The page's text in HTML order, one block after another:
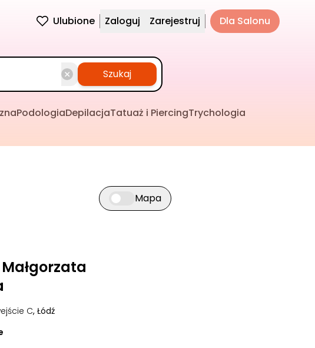
Ulubione Zaloguj Zarejestruj Dla Salonu
Szukaj
PodologiaDepilacjaTatuaż i PiercingTrychologia
Przełącz widok mapy
Mapa
C, Łódź